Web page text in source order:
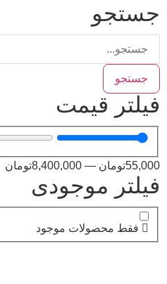
جستجو
جستجو
فیلتر قیمت
55,000تومان —
8,400,000تومان
فیلتر موجودی
فقط محصولات موجود